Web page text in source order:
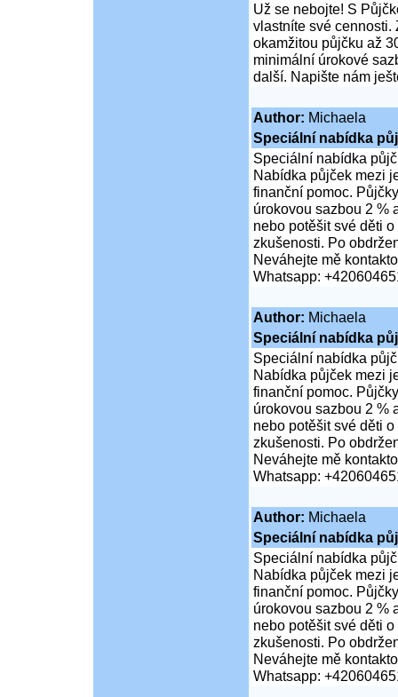
Už se nebojte! S
vlastníte své cennosti.
okamžitou půjčku až
minimální úrokové
další. Napište nám
Author: Michaela
Speciální nabídka
Speciální nabídka
Nabídka půjček mezi
finanční pomoc.
úrokovou sazbou 2 %
nebo potěšit své děti
zkušenosti. Po
Neváhejte mě
Whatsapp:
Author: Michaela
Speciální nabídka
Speciální nabídka
Nabídka půjček mezi
finanční pomoc.
úrokovou sazbou 2 %
nebo potěšit své děti
zkušenosti. Po
Neváhejte mě
Whatsapp:
Author: Michaela
Speciální nabídka
Speciální nabídka
Nabídka půjček mezi
finanční pomoc.
úrokovou sazbou 2 %
nebo potěšit své děti
zkušenosti. Po
Neváhejte mě
Whatsapp: